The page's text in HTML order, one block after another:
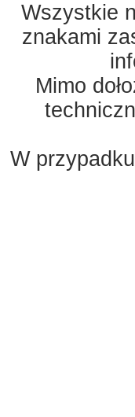
Wszystkie
znakami
Mimo
W